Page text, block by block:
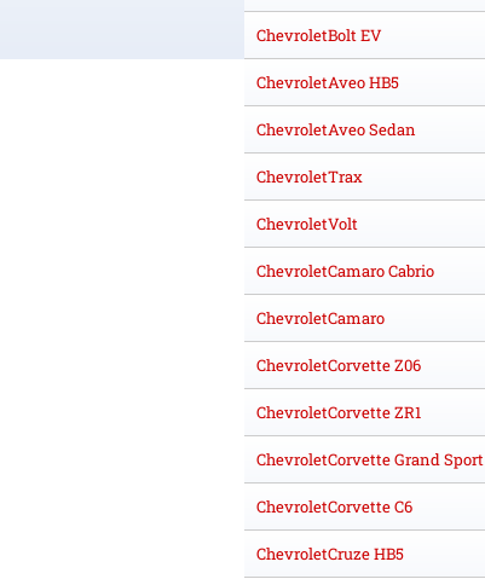
ChevroletBolt EV
ChevroletAveo HB5
ChevroletAveo Sedan
ChevroletTrax
ChevroletVolt
ChevroletCamaro Cabrio
ChevroletCamaro
ChevroletCorvette Z06
ChevroletCorvette ZR1
ChevroletCorvette Grand Sport
ChevroletCorvette C6
ChevroletCruze HB5